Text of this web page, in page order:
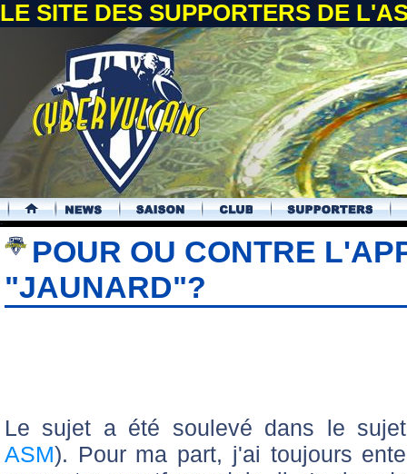
LE SITE DES SUPPORTERS DE
.
POUR OU CONTRE
"JAUNARD"?
Le sujet a été soulevé dans le
ASM). Pour ma part, j'ai toujours